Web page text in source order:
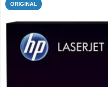
ORIGINAL